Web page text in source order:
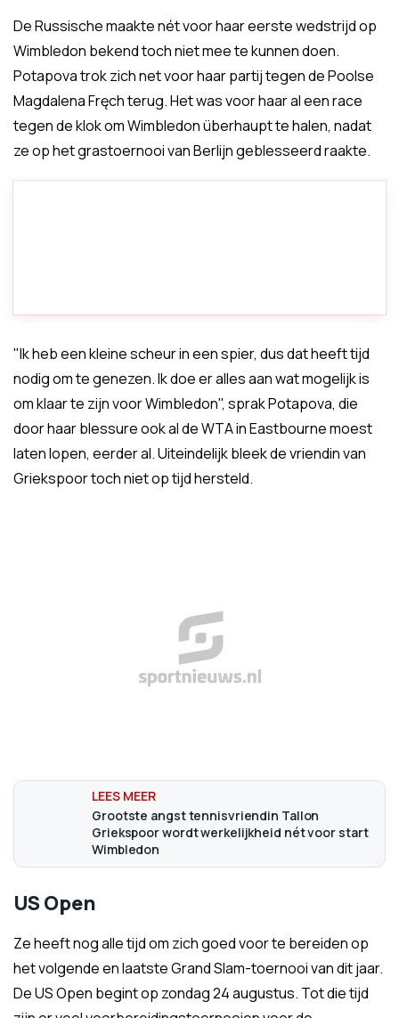
De Russische maakte nét voor haar eerste wedstrijd op
Wimbledon bekend toch niet mee te kunnen doen.
Potapova trok zich net voor haar partij tegen de Poolse
Magdalena Fręch terug. Het was voor haar al een race
tegen de klok om Wimbledon überhaupt te halen, nadat
ze op het grastoernooi van Berlijn geblesseerd raakte.
"Ik heb een kleine scheur in een spier, dus dat heeft tijd
nodig om te genezen. Ik doe er alles aan wat mogelijk is
om klaar te zijn voor Wimbledon", sprak Potapova, die
door haar blessure ook al de WTA in Eastbourne moest
laten lopen, eerder al. Uiteindelijk bleek de vriendin van
Griekspoor toch niet op tijd hersteld.
Grootste angst tennisvriendin Tallon
Griekspoor wordt werkelijkheid nét voor start
Wimbledon
US Open
Ze heeft nog alle tijd om zich goed voor te bereiden op
het volgende en laatste Grand Slam-toernooi van dit jaar.
De US Open begint op zondag 24 augustus. Tot die tijd